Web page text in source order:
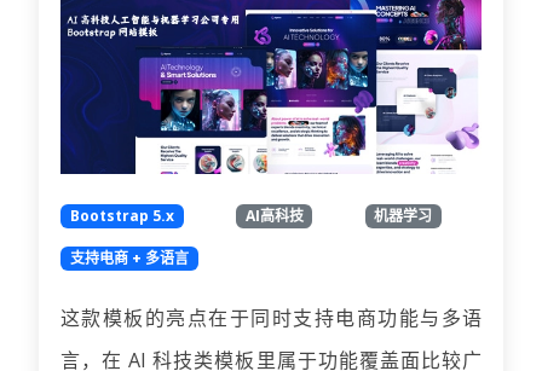
Bootstrap 5.x AI高科技 机器学习
支持电商 + 多语言
这款模板的亮点在于同时支持电商功能与多语
言，在 AI 科技类模板里属于功能覆盖面比较广